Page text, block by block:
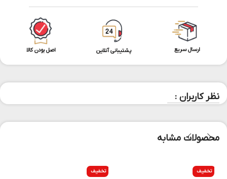
ارسال سریع پشتیبانی آنلاین اصل بودن کالا
نظر کاربران :
محصولات مشابه
تخفیف تخفیف